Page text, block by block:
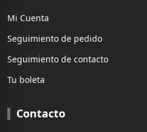
Mi Cuenta
Seguimiento de pedido
Seguimiento de contacto
Tu boleta
Contacto